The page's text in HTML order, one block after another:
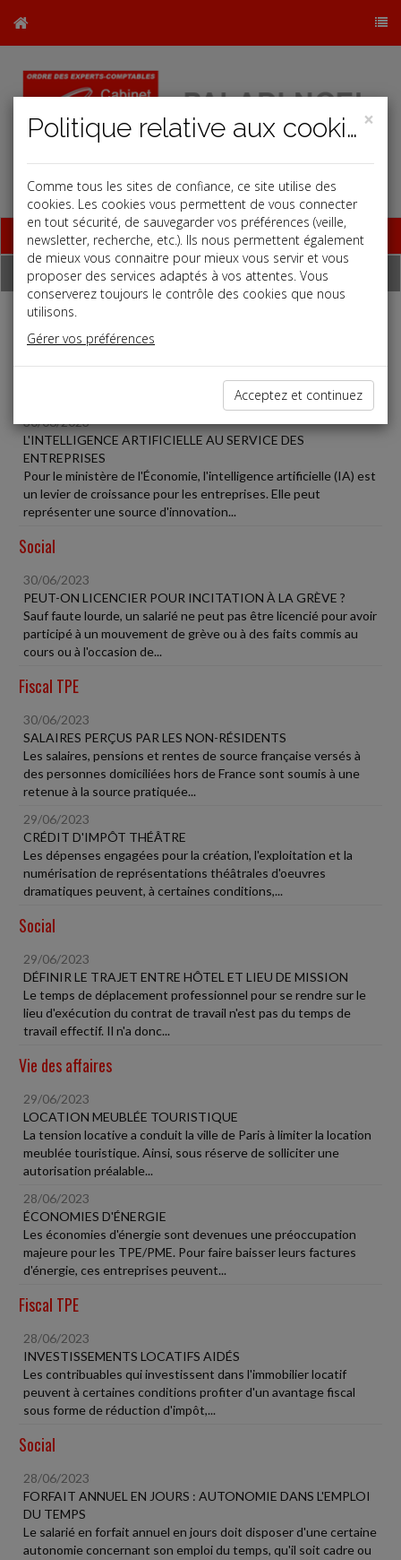
Base documentaire
Dépêches
Liste des dernières dépêches
30/06/2023
L'INTELLIGENCE ARTIFICIELLE AU SERVICE DES
ENTREPRISES
Pour le ministère de l'Économie, l'intelligence artificielle (IA) est
un levier de croissance pour les entreprises. Elle peut
représenter une source d'innovation...
Social
30/06/2023
PEUT-ON LICENCIER POUR INCITATION À LA GRÈVE ?
Sauf faute lourde, un salarié ne peut pas être licencié pour avoir
participé à un mouvement de grève ou à des faits commis au
cours ou à l'occasion de...
Fiscal TPE
30/06/2023
SALAIRES PERÇUS PAR LES NON-RÉSIDENTS
Les salaires, pensions et rentes de source française versés à
des personnes domiciliées hors de France sont soumis à une
retenue à la source pratiquée...
29/06/2023
CRÉDIT D'IMPÔT THÉÂTRE
Les dépenses engagées pour la création, l'exploitation et la
numérisation de représentations théâtrales d'oeuvres
dramatiques peuvent, à certaines conditions,...
Social
29/06/2023
DÉFINIR LE TRAJET ENTRE HÔTEL ET LIEU DE MISSION
Le temps de déplacement professionnel pour se rendre sur le
lieu d'exécution du contrat de travail n'est pas du temps de
travail effectif. Il n'a donc...
Vie des affaires
29/06/2023
LOCATION MEUBLÉE TOURISTIQUE
La tension locative a conduit la ville de Paris à limiter la location
meublée touristique. Ainsi, sous réserve de solliciter une
autorisation préalable...
28/06/2023
ÉCONOMIES D'ÉNERGIE
Les économies d'énergie sont devenues une préoccupation
majeure pour les TPE/PME. Pour faire baisser leurs factures
d'énergie, ces entreprises peuvent...
Fiscal TPE
28/06/2023
INVESTISSEMENTS LOCATIFS AIDÉS
Les contribuables qui investissent dans l'immobilier locatif
peuvent à certaines conditions profiter d'un avantage fiscal
sous forme de réduction d'impôt,...
Social
28/06/2023
FORFAIT ANNUEL EN JOURS : AUTONOMIE DANS L'EMPLOI
DU TEMPS
Le salarié en forfait annuel en jours doit disposer d'une certaine
autonomie concernant son emploi du temps, qu'il soit cadre ou
×
Politique relative aux cookies
Comme tous les sites de confiance, ce site utilise des
cookies. Les cookies vous permettent de vous connecter
en tout sécurité, de sauvegarder vos préférences (veille,
newsletter, recherche, etc.). Ils nous permettent également
de mieux vous connaitre pour mieux vous servir et vous
proposer des services adaptés à vos attentes. Vous
conserverez toujours le contrôle des cookies que nous
utilisons.
Gérer vos préférences
Acceptez et continuez